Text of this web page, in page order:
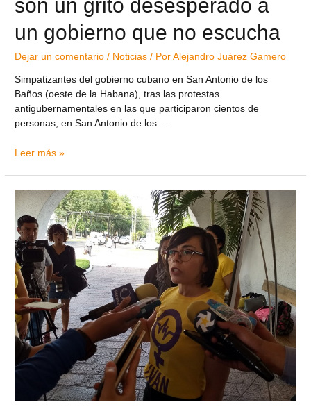
son un grito desesperado a
un gobierno que no escucha
Dejar un comentario / Noticias / PorAlejandro Juárez Gamero
Simpatizantes del gobierno cubano en San Antonio de los
Baños (oeste de la Habana), tras las protestas
antigubernamentales en las que participaron cientos de
personas, en San Antonio de los …
Leer más »